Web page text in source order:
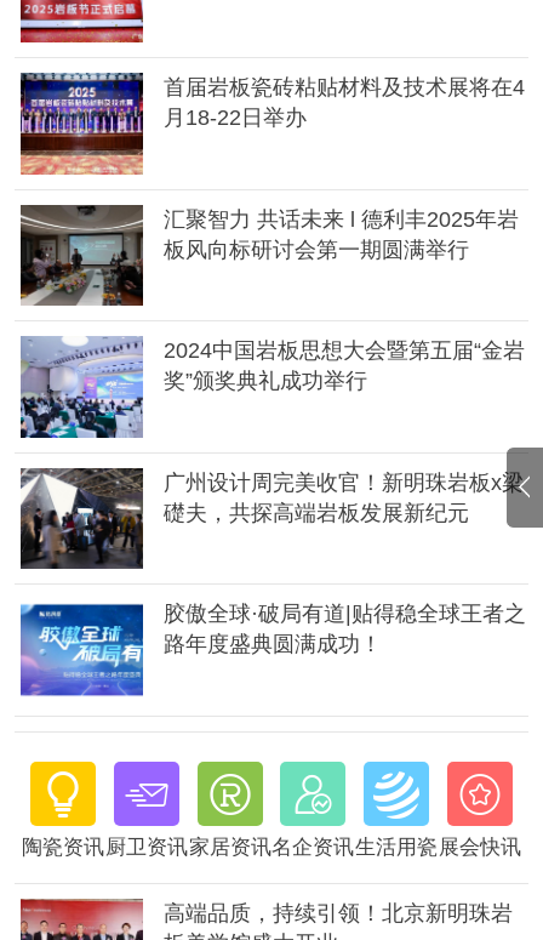
首届岩板瓷砖粘贴材料及技术展将在4
月18-22日举办
汇聚智力 共话未来 l 德利丰2025年岩
板风向标研讨会第一期圆满举行
2024中国岩板思想大会暨第五届“金岩
奖”颁奖典礼成功举行
广州设计周完美收官！新明珠岩板x梁
礎夫，共探高端岩板发展新纪元
胶傲全球·破局有道|贴得稳全球王者之
路年度盛典圆满成功！

陶瓷资讯

厨卫资讯

家居资讯

名企资讯

生活用瓷

展会快讯
高端品质，持续引领！北京新明珠岩